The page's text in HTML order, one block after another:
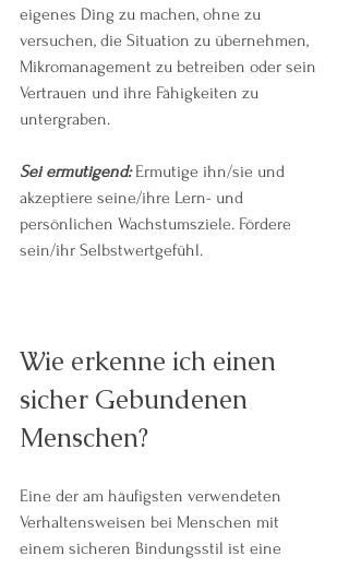
eigenes Ding zu machen, ohne zu
versuchen, die Situation zu übernehmen,
Mikromanagement zu betreiben oder sein
Vertrauen und ihre Fähigkeiten zu
untergraben.
Sei ermutigend: Ermutige ihn/sie und
akzeptiere seine/ihre Lern- und
persönlichen Wachstumsziele. Fördere
sein/ihr Selbstwertgefühl.
Wie erkenne ich einen
sicher Gebundenen
Menschen?
Eine der am häufigsten verwendeten
Verhaltensweisen bei Menschen mit
einem sicheren Bindungsstil ist eine